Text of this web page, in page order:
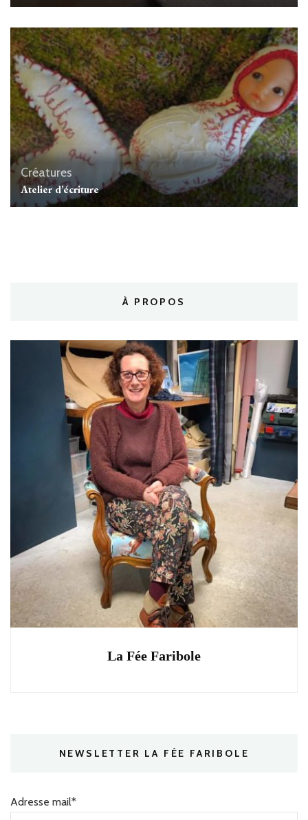
Créatures
Atelier d’écriture
À PROPOS
La Fée Faribole
NEWSLETTER LA FÉE FARIBOLE
Adresse mail*